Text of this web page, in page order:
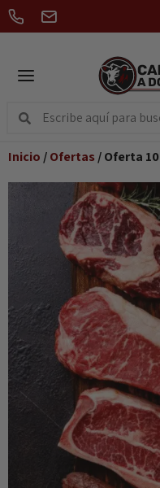
Inicio /Ofertas / Oferta